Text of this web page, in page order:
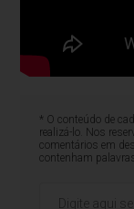
* O conteúdo de
realizá-lo. Nos
comentários em
contenham